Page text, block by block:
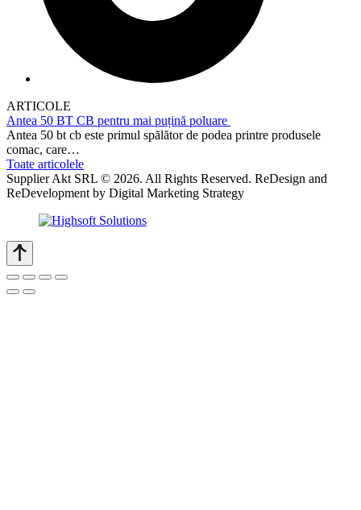
ARTICOLE
Antea 50 BT CB pentru mai puțină poluare
Antea 50 bt cb este primul spălător de podea printre produsele
comac, care…
Toate articolele
Supplier Akt SRL © 2026. All Rights Reserved. ReDesign and
ReDevelopment by Digital Marketing Strategy